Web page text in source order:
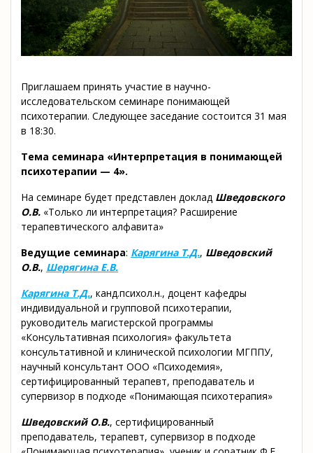
Приглашаем принять участие в научно-
исследовательском семинаре понимающей
психотерапии. Следующее заседание состоится 31 мая
в 18:30.
Тема семинара «Интерпретация в понимающей
психотерапии — 4».
На семинаре будет представлен доклад Шведовского
О.В. «Только ли интерпретация? Расширение
терапевтического алфавита»
Ведущие семинара: Карягина Т.Д., Шведовский
О.В., Шерягина Е.В.
Карягина Т.Д., канд.психол.н., доцент кафедры
индивидуальной и групповой психотерапии,
руководитель магистерской программы
«Консультативная психология» факультета
консультативной и клинической психологии МГППУ,
научный консультант ООО «Психодемия»,
сертифицированный терапевт, преподаватель и
супервизор в подходе «Понимающая психотерапия»
Шведовский О.В., сертифицированный
преподаватель, терапевт, супервизор в подходе